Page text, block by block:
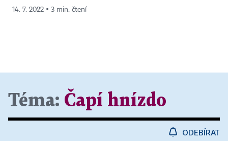
14. 7. 2022 ▪ 3 min. čtení
Téma: Čapí hnízdo
ODEBÍRAT